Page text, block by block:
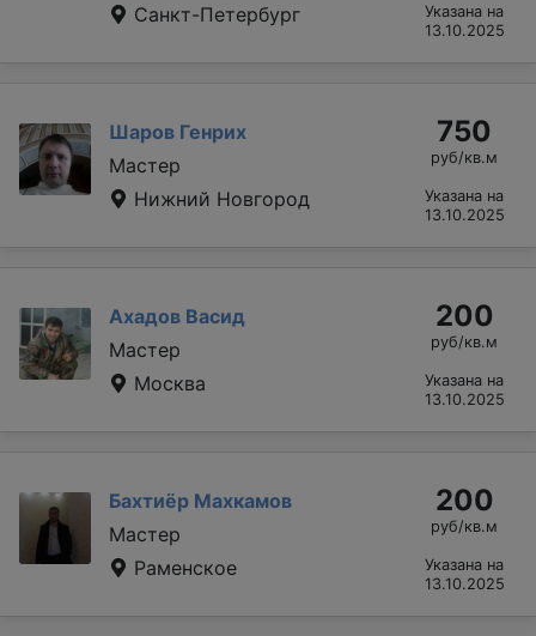
Санкт-Петербург
Указана на
13.10.2025
Шаров Генрих
Мастер
Нижний Новгород
750
руб/кв.м
Указана на
13.10.2025
Ахадов Васид
Мастер
Москва
200
руб/кв.м
Указана на
13.10.2025
Бахтиёр Махкамов
Мастер
Раменское
200
руб/кв.м
Указана на
13.10.2025